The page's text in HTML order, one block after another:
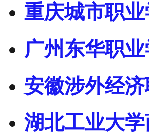
重庆城市职
广州东华职
安徽涉外经
湖北工业大